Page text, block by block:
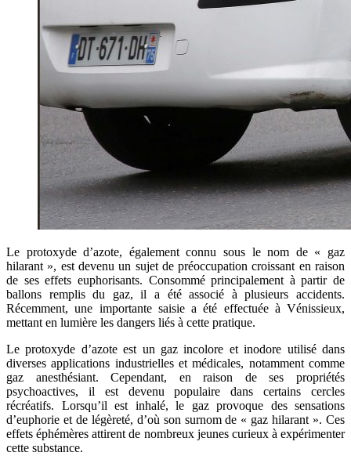
Le protoxyde d’azote, également connu sous le nom de « gaz
hilarant », est devenu un sujet de préoccupation croissant en raison
de ses effets euphorisants. Consommé principalement à partir de
ballons remplis du gaz, il a été associé à plusieurs accidents.
Récemment, une importante saisie a été effectuée à Vénissieux,
mettant en lumière les dangers liés à cette pratique.
Le protoxyde d’azote est un gaz incolore et inodore utilisé dans
diverses applications industrielles et médicales, notamment comme
gaz anesthésiant. Cependant, en raison de ses propriétés
psychoactives, il est devenu populaire dans certains cercles
récréatifs. Lorsqu’il est inhalé, le gaz provoque des sensations
d’euphorie et de légèreté, d’où son surnom de « gaz hilarant ». Ces
effets éphémères attirent de nombreux jeunes curieux à expérimenter
cette substance.